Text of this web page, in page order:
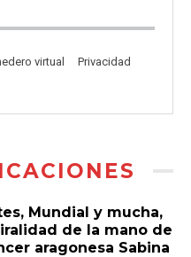
virtual
Privacidad
Mundial y mucha,
de la mano de
aragonesa Sabina